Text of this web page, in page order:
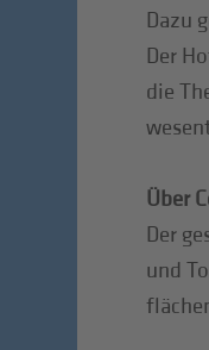
Dazu
Der
die
Über
Der
und